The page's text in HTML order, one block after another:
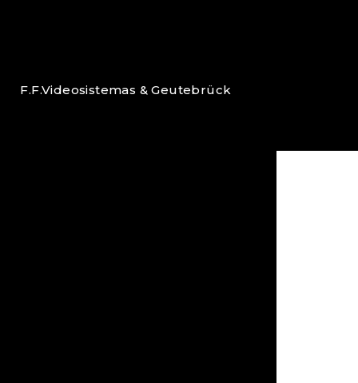
F.F.Videosistemas & Geutebrück